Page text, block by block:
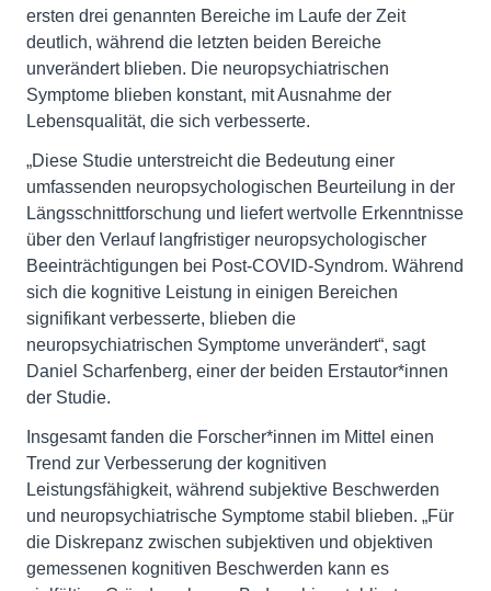
ersten drei genannten Bereiche im Laufe der Zeit
deutlich, während die letzten beiden Bereiche
unverändert blieben. Die neuropsychiatrischen
Symptome blieben konstant, mit Ausnahme der
Lebensqualität, die sich verbesserte.
„Diese Studie unterstreicht die Bedeutung einer
umfassenden neuropsychologischen Beurteilung in der
Längsschnittforschung und liefert wertvolle Erkenntnisse
über den Verlauf langfristiger neuropsychologischer
Beeinträchtigungen bei Post-COVID-Syndrom. Während
sich die kognitive Leistung in einigen Bereichen
signifikant verbesserte, blieben die
neuropsychiatrischen Symptome unverändert“, sagt
Daniel Scharfenberg, einer der beiden Erstautor*innen
der Studie.
Insgesamt fanden die Forscher*innen im Mittel einen
Trend zur Verbesserung der kognitiven
Leistungsfähigkeit, während subjektive Beschwerden
und neuropsychiatrische Symptome stabil blieben. „Für
die Diskrepanz zwischen subjektiven und objektiven
gemessenen kognitiven Beschwerden kann es